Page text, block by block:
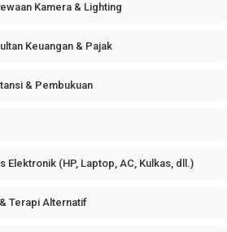
Kamera & Lighting
Keuangan & Pajak
& Pembukuan
Elektronik (HP, Laptop, AC, Kulkas, dll.)
Terapi Alternatif